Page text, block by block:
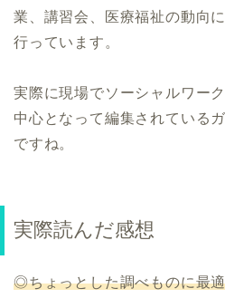
業、講習会、医療福祉の動向
行っています。
実際に現場でソーシャルワー
中心となって編集されている
ですね。
実際読んだ感想
◎ちょっとした調べものに最